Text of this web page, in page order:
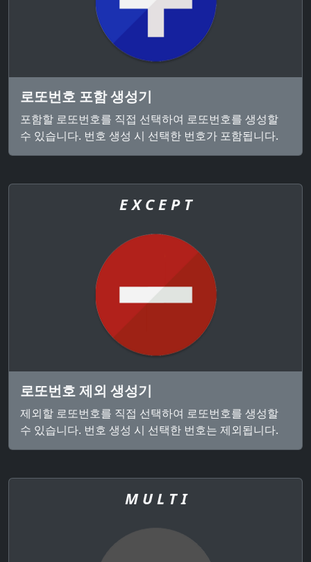
로또번호 포함 생성기
포함할 로또번호를 직접 선택하여 로또번호를 생성할
수 있습니다. 번호 생성 시 선택한 번호가 포함됩니다.
E X C E P T
로또번호 제외 생성기
제외할 로또번호를 직접 선택하여 로또번호를 생성할
수 있습니다. 번호 생성 시 선택한 번호는 제외됩니다.
M U L T I